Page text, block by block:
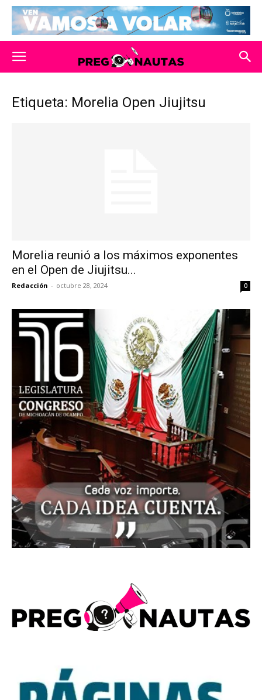
Etiqueta: Morelia Open Jiujitsu
Morelia reunió a los máximos exponentes
en el Open de Jiujitsu...
Redacción - octubre 28, 2024 0